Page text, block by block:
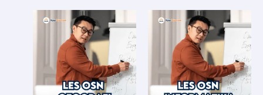
Rp220.000
through
Rp16.800.000
product
has
multiple
variants.
The
options
has
The